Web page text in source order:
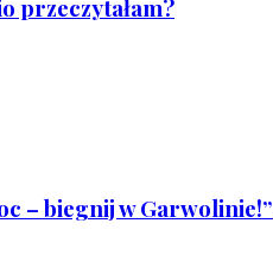
przeczytałam?
– biegnij w Garwolinie!”